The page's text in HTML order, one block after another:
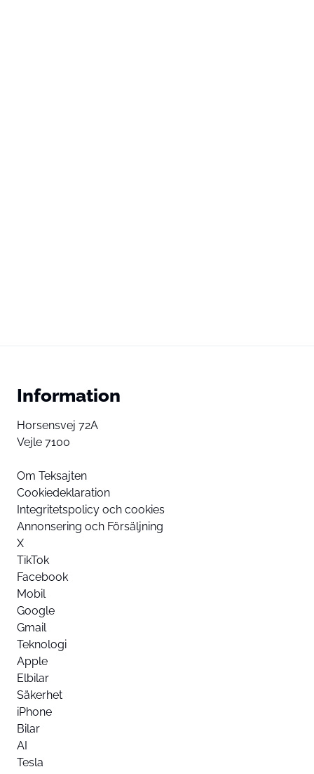
Information
Horsensvej 72A
Vejle 7100
Om Teksajten
Cookiedeklaration
Integritetspolicy och cookies
Annonsering och Försäljning
X
TikTok
Facebook
Mobil
Google
Gmail
Teknologi
Apple
Elbilar
Säkerhet
iPhone
Bilar
AI
Tesla